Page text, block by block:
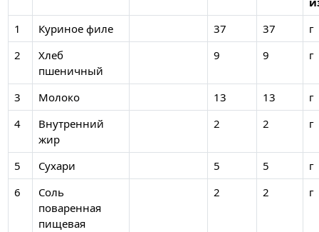
1
Куриное филе 37 37
г
2
Хлеб
пшеничный
9 9 г
3 Молоко 13 13
г
4
Внутренний
жир
2 2 г
5 Сухари 5 5
г
6
Соль
поваренная
пищевая
2 2 г